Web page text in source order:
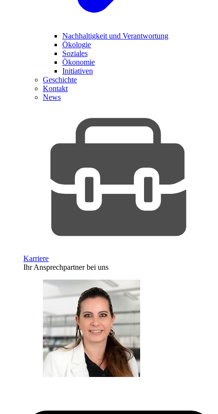
Nachhaltigkeit und Verantwortung
Ökologie
Soziales
Ökonomie
Initiativen
Geschichte
Kontakt
News
Karriere
Ihr Ansprechpartner bei uns